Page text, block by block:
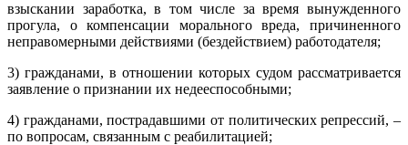
взыскании заработка, в том числе за время вынужденного
прогула, о компенсации морального вреда, причиненного
неправомерными действиями (бездействием) работодателя;
3) гражданами, в отношении которых судом рассматривается
заявление о признании их недееспособными;
4) гражданами, пострадавшими от политических репрессий, –
по вопросам, связанным с реабилитацией;